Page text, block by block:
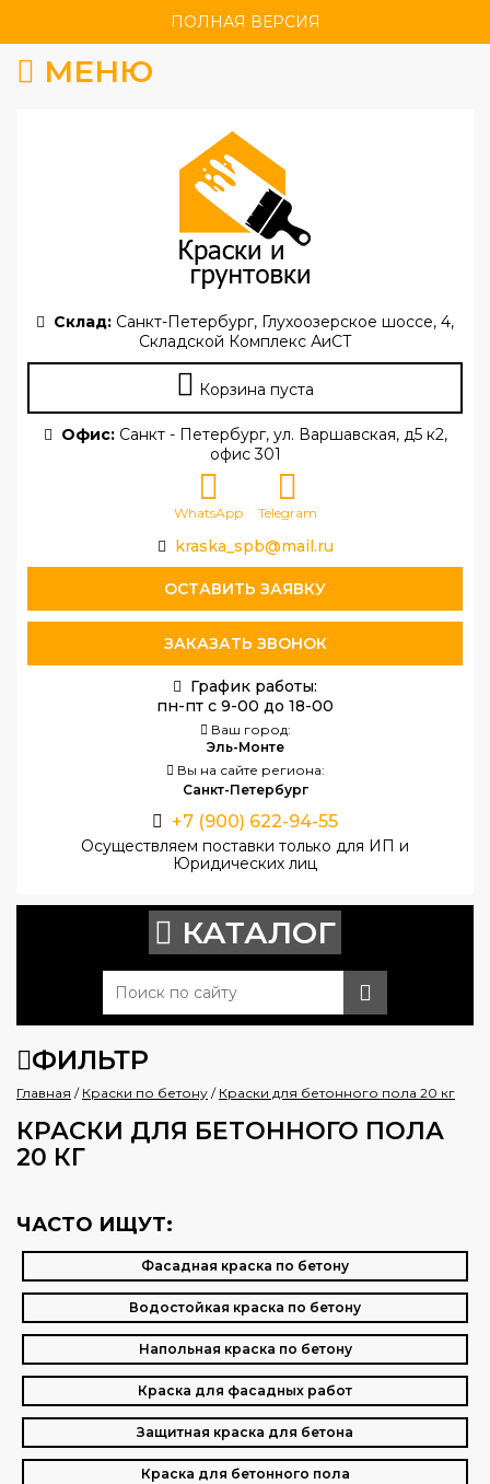
ПОЛНАЯ ВЕРСИЯ
МЕНЮ
Склад: Санкт-Петербург, Глухоозерское шоссе, 4,
Складской Комплекс АиСТ
Корзина пуста
Офис:Санкт - Петербург, ул. Варшавская, д5 к2,
офис 301
WhatsApp Telegram
kraska_spb@mail.ru
ОСТАВИТЬ ЗАЯВКУ
ЗАКАЗАТЬ ЗВОНОК
График работы:
пн-пт с 9-00 до 18-00
Ваш город:
Эль-Монте
Вы на сайте региона:
Санкт-Петербург
+7 (900) 622-94-55
Осуществляем поставки только для ИП и
Юридических лиц
КАТАЛОГ
ФИЛЬТР
Главная / Краски по бетону / Краски для бетонного пола 20 кг
КРАСКИ ДЛЯ БЕТОННОГО ПОЛА
20 КГ
ЧАСТО ИЩУТ:
Фасадная краска по бетону
Водостойкая краска по бетону
Напольная краска по бетону
Краска для фасадных работ
Защитная краска для бетона
Краска для бетонного пола